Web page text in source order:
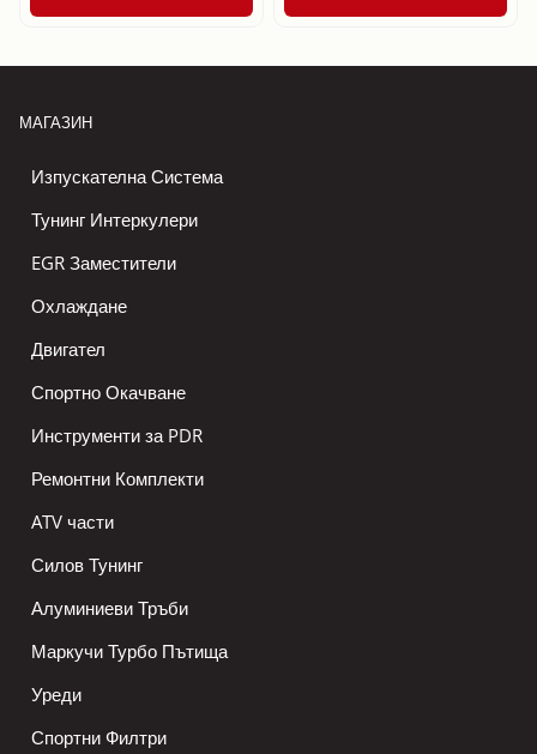
МАГАЗИН
Изпускателна Система
Тунинг Интеркулери
EGR Заместители
Охлаждане
Двигател
Спортно Окачване
Инструменти за PDR
Ремонтни Комплекти
ATV части
Силов Тунинг
Алуминиеви Тръби
Маркучи Турбо Пътища
Уреди
Спортни Филтри